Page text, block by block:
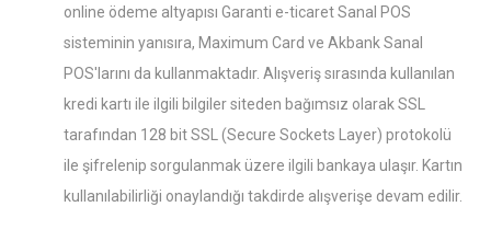
online ödeme altyapısı Garanti e-ticaret Sanal POS
sisteminin yanısıra, Maximum Card ve Akbank Sanal
POS'larını da kullanmaktadır. Alışveriş sırasında kullanılan
kredi kartı ile ilgili bilgiler siteden bağımsız olarak SSL
tarafından 128 bit SSL (Secure Sockets Layer) protokolü
ile şifrelenip sorgulanmak üzere ilgili bankaya ulaşır. Kartın
kullanılabilirliği onaylandığı takdirde alışverişe devam edilir.